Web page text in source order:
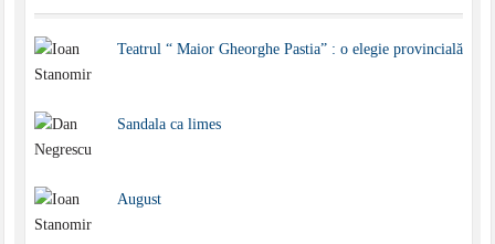
Teatrul “ Maior Gheorghe Pastia” : o elegie provincială
Sandala ca limes
August